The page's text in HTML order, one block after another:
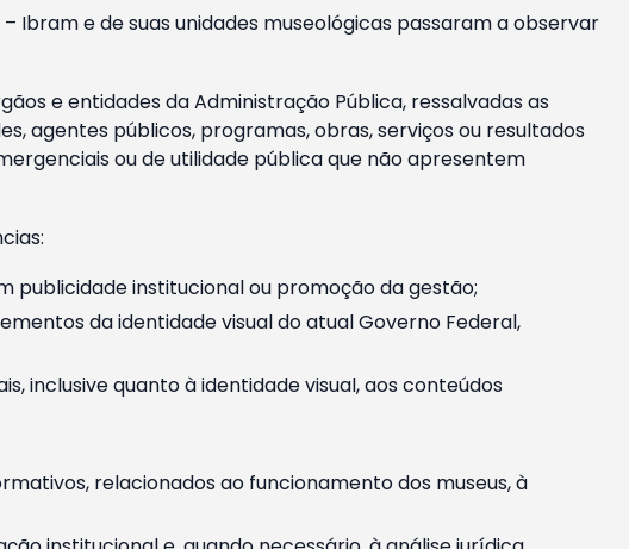
Ibram e de suas unidades museológicas passaram a observar
e entidades da Administração Pública, ressalvadas as
agentes públicos, programas, obras, serviços ou resultados
ou de utilidade pública que não apresentem
publicidade institucional ou promoção da gestão;
da identidade visual do atual Governo Federal,
inclusive quanto à identidade visual, aos conteúdos
relacionados ao funcionamento dos museus, à